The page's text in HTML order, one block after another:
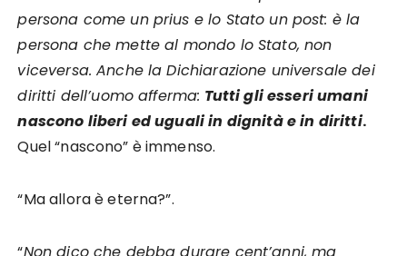
persona come un prius e lo Stato un post: è la
persona che mette al mondo lo Stato, non
viceversa. Anche la Dichiarazione universale dei
diritti dell’uomo afferma: Tutti gli esseri umani
nascono liberi ed uguali in dignità e in diritti.
Quel “nascono” è immenso.
“Ma allora è eterna?”.